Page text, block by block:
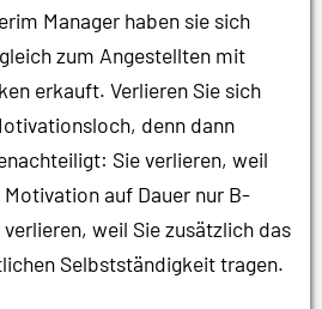
Manager haben sie sich
zum Angestellten mit
erkauft. Verlieren Sie sich
denn dann
Sie verlieren, weil
auf Dauer nur B-
weil Sie zusätzlich das
Selbstständigkeit tragen.